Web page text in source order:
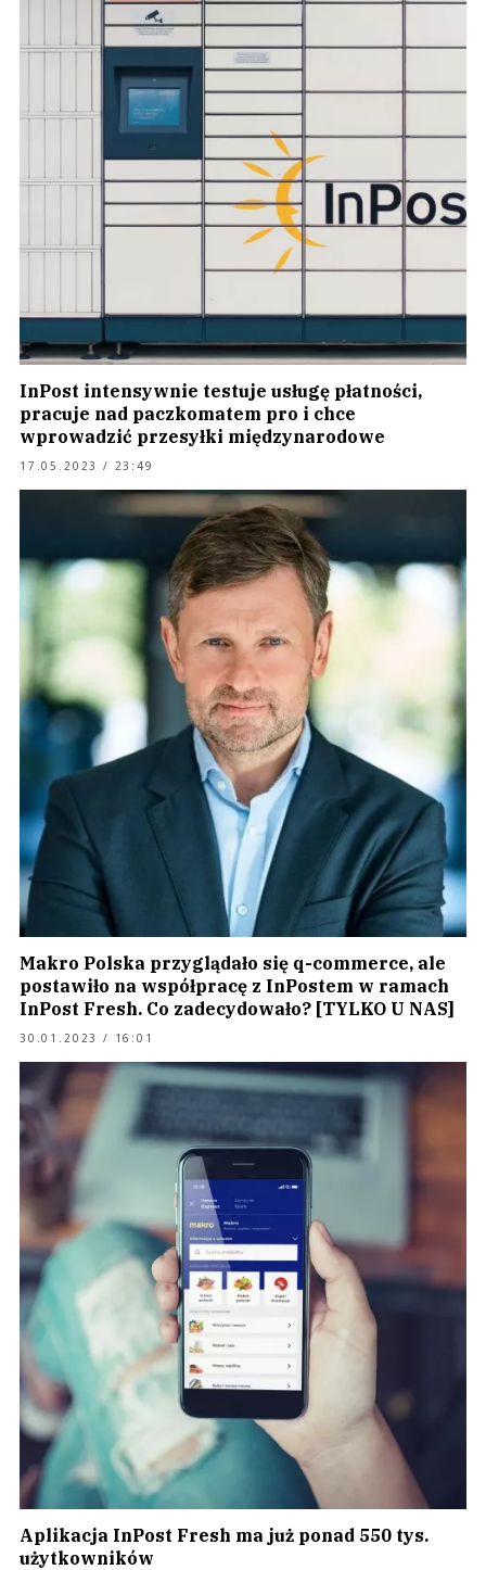
InPost intensywnie testuje usługę płatności,
pracuje nad paczkomatem pro i chce
wprowadzić przesyłki międzynarodowe
17.05.2023 / 23:49
Makro Polska przyglądało się q-commerce, ale
postawiło na współpracę z InPostem w ramach
InPost Fresh. Co zadecydowało? [TYLKO U NAS]
30.01.2023 / 16:01
Aplikacja InPost Fresh ma już ponad 550 tys.
użytkowników